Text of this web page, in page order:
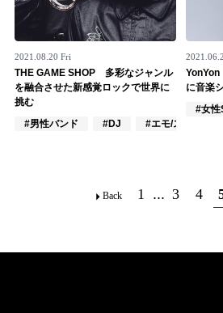
2021.08.20 Fri
THE GAME SHOP 多彩なジャンル
を融合させた新感覚ロックで世界に
挑む
#男性バンド
#DJ #エモ/スクリーモ
に音楽
#女性
Back 1 ... 3 4